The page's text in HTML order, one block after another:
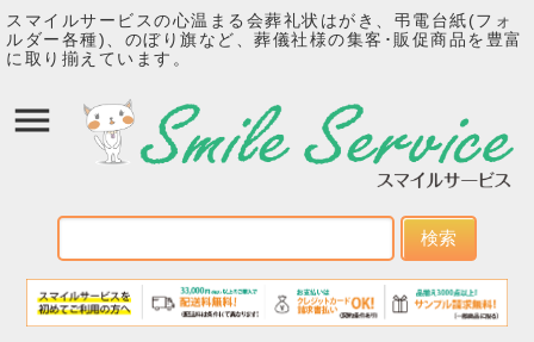
スマイルサービスの心温まる会葬礼状はがき、弔電台紙(フォ
ルダー各種)、のぼり旗など、葬儀社様の集客･販促商品を豊富
に取り揃えています。
検索